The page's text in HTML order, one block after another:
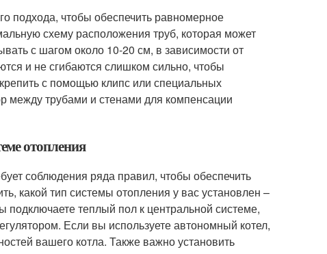
подхода, чтобы обеспечить равномерное
схему расположения труб, которая может
с шагом около 10-20 см, в зависимости от
и не сгибаются слишком сильно, чтобы
с помощью клипс или специальных
между трубами и стенами для компенсации
отопления
соблюдения ряда правил, чтобы обеспечить
какой тип системы отопления у вас установлен –
теплый пол к центральной системе,
Если вы используете автономный котел,
вашего котла. Также важно установить